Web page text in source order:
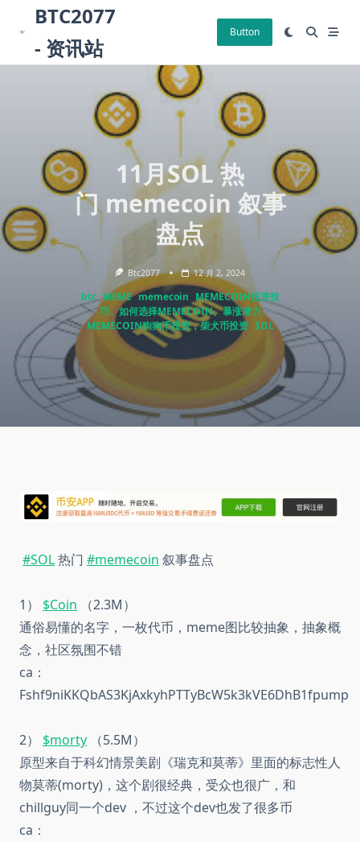
content
BTC2077
- 资讯站
Button
11月SOL 热
门 memecoin 叙事
盘点
Btc2077 12 月 2, 2024
btc MEME memecoin MEMECOIN投资技
巧、如何选择MEMECOIN、暴涨潜力
MEMECOIN狗狗币投资，柴犬币投资 SOL
#SOL热门 #memecoin 叙事盘点
1） $Coin （2.3M）
通俗易懂的名字，一枚代币，meme图比较抽象，抽象概
念，社区氛围不错
ca：
Fshf9niKKQbAS3KjAxkyhPTTyBcW5k3kVE6DhB1fpump
2） $morty （5.5M）
原型来自于科幻情景美剧《瑞克和莫蒂》里面的标志性人
物莫蒂(morty)，这个剧很经典，受众也很广，和
chillguy同一个dev ，不过这个dev也发了很多币
ca：